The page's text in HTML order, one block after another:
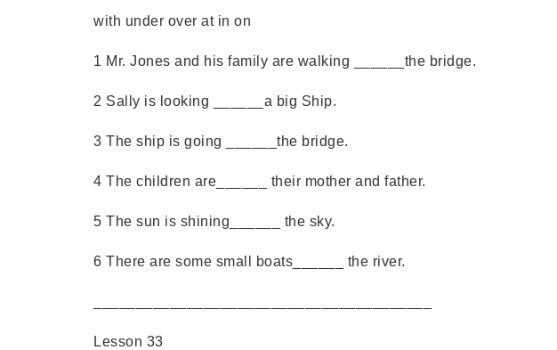
with under over at in on
1 Mr. Jones and his family are walking ______the bridge.
2 Sally is looking ______a big Ship.
3 The ship is going ______the bridge.
4 The children are______ their mother and father.
5 The sun is shining______ the sky.
6 There are some small boats______ the river.
Lesson 33